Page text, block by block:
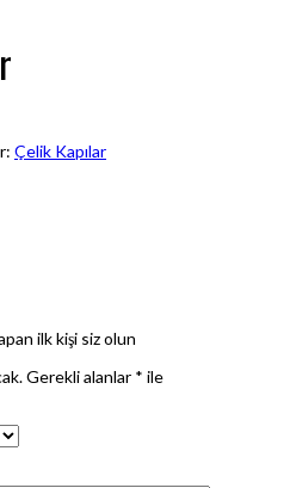
Çelik Kapılar
ilk kişi siz olun
Gerekli alanlar * ile